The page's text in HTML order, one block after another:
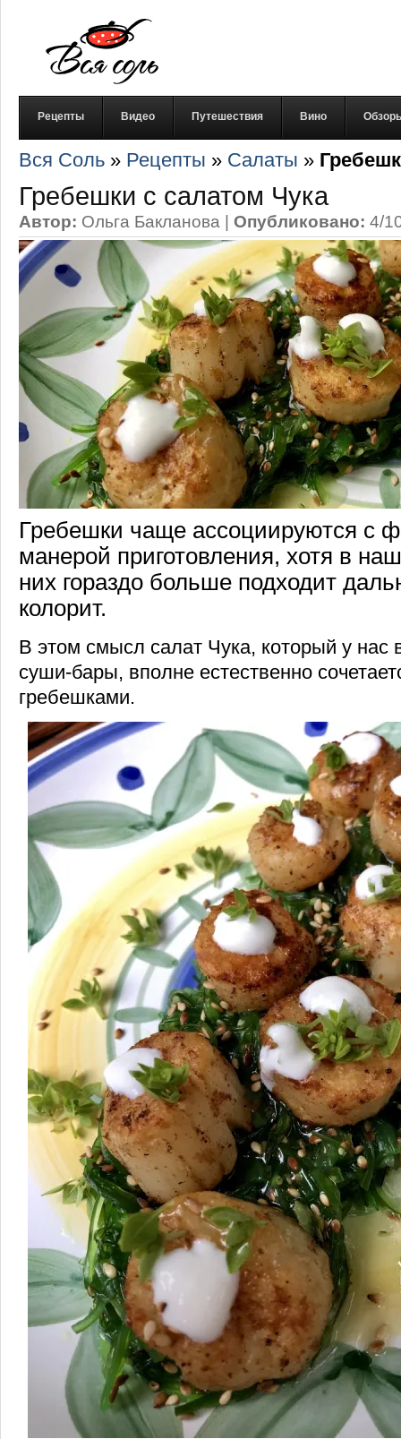
Рецепты Видео Путешествия Вино
Вся Соль » Рецепты » Салаты »
Гребешки с салатом Чука
Автор: Ольга Бакланова | Опубликовано: 4/
Гребешки чаще ассоциируются с
манерой приготовления, хотя в
них гораздо больше подходит
колорит.
В этом смысл салат Чука, который у нас
суши-бары, вполне естественно
гребешками.